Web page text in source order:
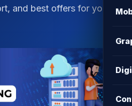
and best offers for your